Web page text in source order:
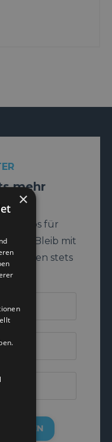
mehr
für
Bleib mit
stets
×